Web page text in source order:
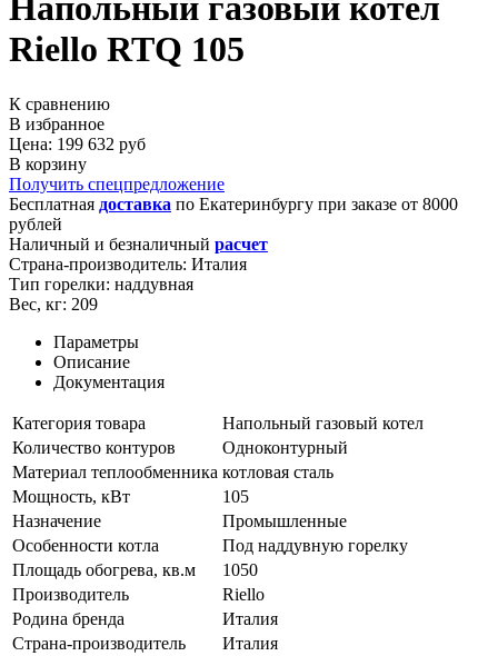
Напольный газовый котел
Riello RTQ 105
К сравнению
В избранное
Цена: 199 632 руб
В корзину
Получить спецпредложение
Бесплатная доставка по Екатеринбургу при заказе от 8000
рублей
Наличный и безналичный расчет
Страна-производитель: Италия
Тип горелки: наддувная
Вес, кг: 209
Параметры
Описание
Документация
Категория товара
Напольный газовый котел
Количество контуров
Одноконтурный
Материал теплообменника котловая сталь
Мощность, кВт
105
Назначение
Промышленные
Особенности котла
Под наддувную горелку
Площадь обогрева, кв.м
1050
Производитель
Riello
Родина бренда
Италия
Страна-производитель
Италия